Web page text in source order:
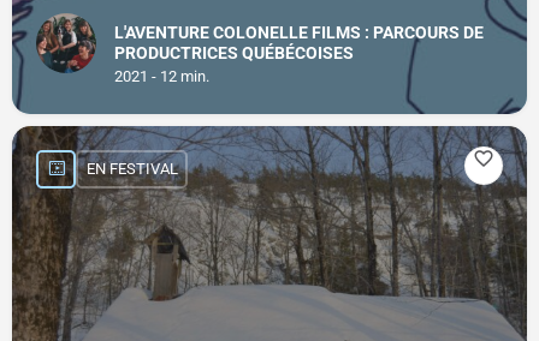
L'AVENTURE COLONELLE FILMS : PARCOURS DE
PRODUCTRICES QUÉBÉCOISES
2021 - 12 min.
EN FESTIVAL